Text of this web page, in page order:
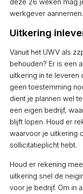
werkgever aannemen.
Uitkering
Vanuit het UWV als
behouden? Er is een
uitkering in te leveren
geen toestemming
dient je plannen wel
een eigen bedrijf,
blijft lopen. Houd er
waarvoor je uitkering
sollicitatieplicht hebt.
Houd er rekening
uitkering snel de
voor je bedrijf. Om in